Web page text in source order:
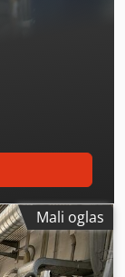
Mali oglas